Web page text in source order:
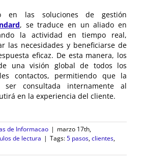
en las soluciones de gestión
, se traduce en un aliado en
la actividad en tiempo real,
las necesidades y beneficiarse de
eficaz. De esta manera, los
una visión global de todos los
contactos, permitiendo que la
ser consultada internamente al
en la experiencia del cliente.
de Informacao | marzo 17th,
de lectura | Tags:5 pasos,clientes,